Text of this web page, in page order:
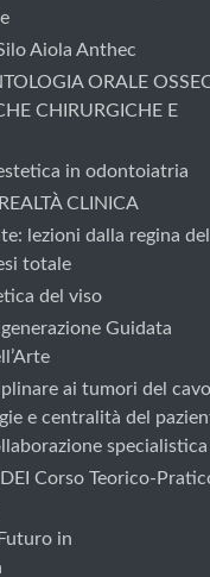
Aiola Anthec
ORALE
CHIRURGICHE E
in odontoiatria
CLINICA
lezioni dalla regina
totale
del viso
Guidata
ai tumori del cavo
e centralità del
specialistica
Corso Teorico-
in